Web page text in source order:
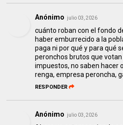
Anónimo julio 03, 2026
cuánto roban con el fondo
haber emburrecido a la
paga ni por qué y para qué
peronchos brutos que
impuestos, no saben hacer
renga, empresa peroncha,
RESPONDER
Anónimo julio 03, 2026